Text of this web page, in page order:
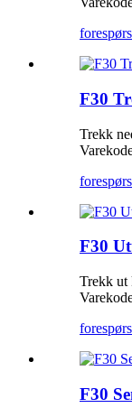
F30
Trekk
F30
Trekk ut
F30